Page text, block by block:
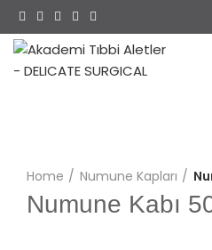
Home Numune Kapları
Numune Kabı